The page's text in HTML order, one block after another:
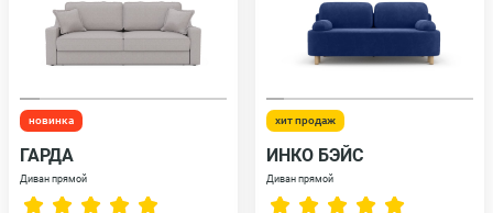
новинка
ГАРДА
Диван прямой
хит продаж
ИНКО БЭЙС
Диван прямой